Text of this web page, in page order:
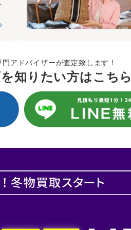
アドバイザーが査定致します！
知りたい方はこちら